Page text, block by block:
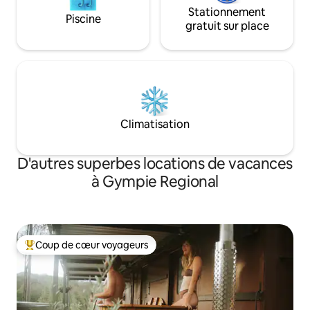
Piscine
Stationnement
gratuit sur place
Climatisation
D'autres superbes locations de vacances
à Gympie Regional
Coup de cœur voyageurs parmi les plus aimés
Coup de cœur voyageurs